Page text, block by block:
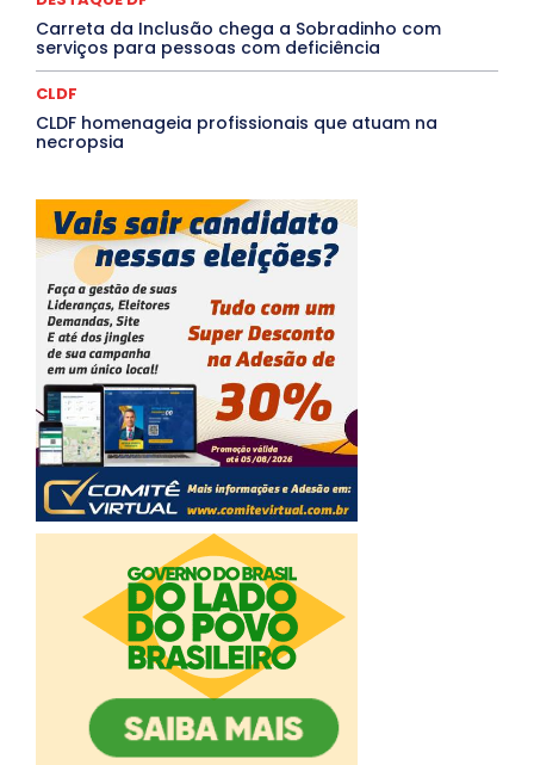
Carreta da Inclusão chega a Sobradinho com
serviços para pessoas com deficiência
CLDF
CLDF homenageia profissionais que atuam na
necropsia